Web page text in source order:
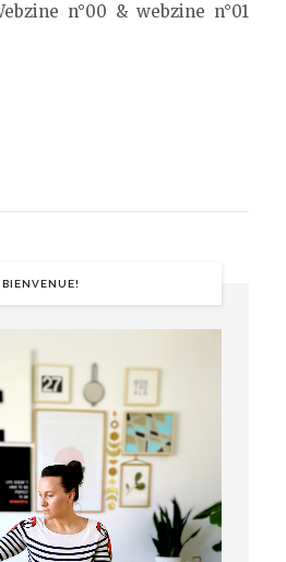
n°00 & webzine n°01
BIENVENUE!